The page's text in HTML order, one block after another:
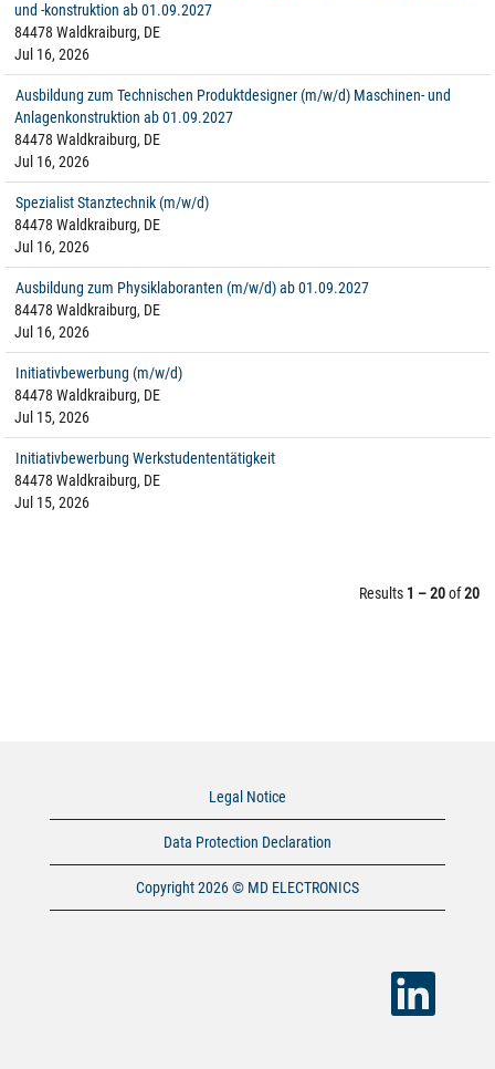
und -konstruktion ab 01.09.2027
84478 Waldkraiburg, DE
Jul 16, 2026
Ausbildung zum Technischen Produktdesigner (m/w/d) Maschinen- und
Anlagenkonstruktion ab 01.09.2027
84478 Waldkraiburg, DE
Jul 16, 2026
Spezialist Stanztechnik (m/w/d)
84478 Waldkraiburg, DE
Jul 16, 2026
Ausbildung zum Physiklaboranten (m/w/d) ab 01.09.2027
84478 Waldkraiburg, DE
Jul 16, 2026
Initiativbewerbung (m/w/d)
84478 Waldkraiburg, DE
Jul 15, 2026
Initiativbewerbung Werkstudententätigkeit
84478 Waldkraiburg, DE
Jul 15, 2026
Results 1 – 20of20
Legal Notice
Data Protection Declaration
Copyright 2026 © MD ELECTRONICS
O
n